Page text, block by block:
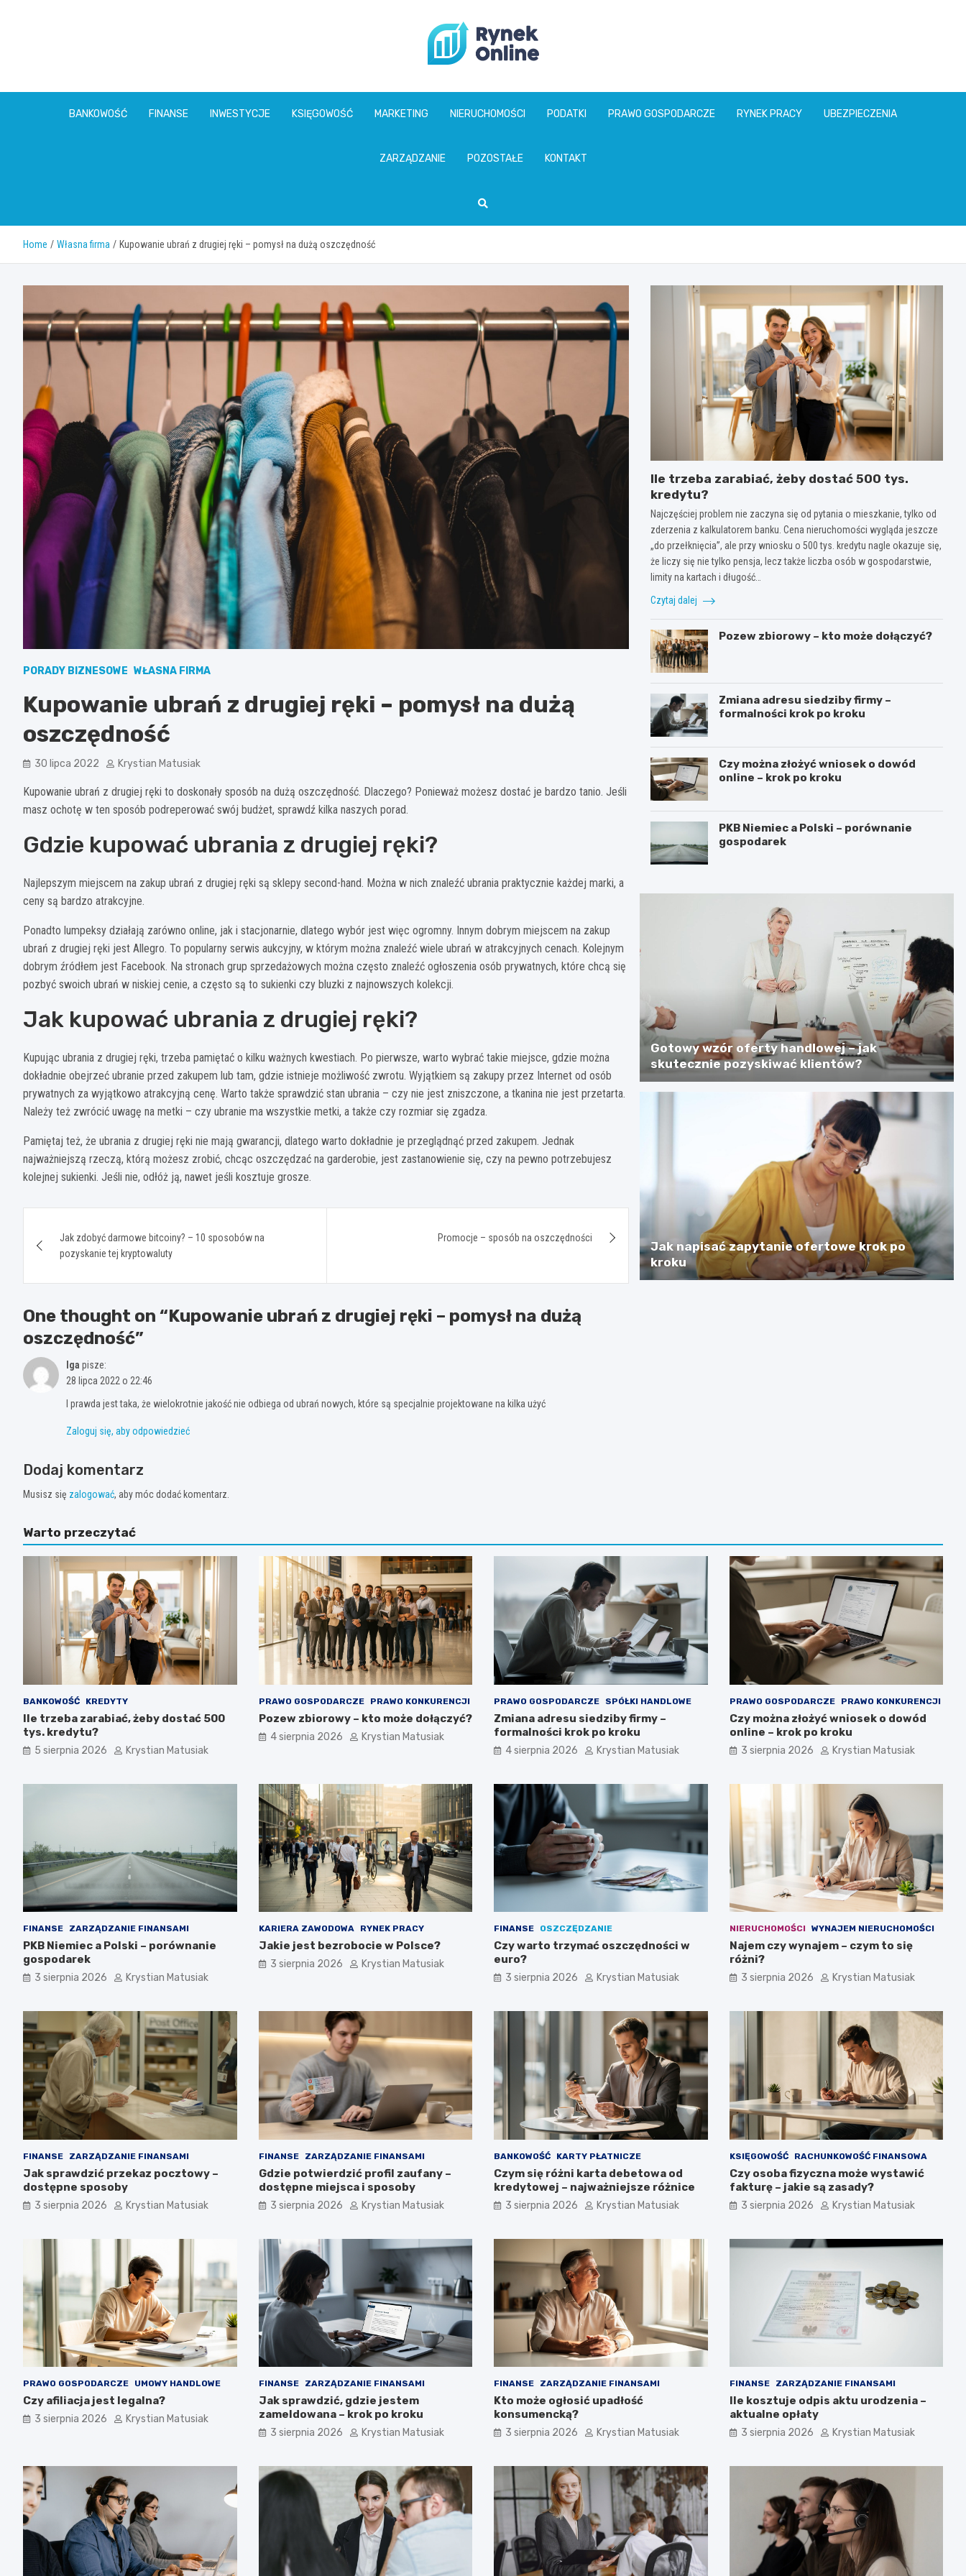
www.rynekonline.pl
BANKOWOŚĆ FINANSE INWESTYCJE KSIĘGOWOŚĆ MARKETING NIERUCHOMOŚCI PODATKI PRAWO GOSPODARCZE RYNEK PRACY UBEZPIECZENIA
ZARZĄDZANIE POZOSTAŁE KONTAKT
Home Własna firma Kupowanie ubrań z drugiej ręki – pomysł na dużą oszczędność
PORADY BIZNESOWE WŁASNA FIRMA
Kupowanie ubrań z drugiej ręki – pomysł na dużą
oszczędność
30 lipca 2022 Krystian Matusiak
Kupowanie ubrań z drugiej ręki to doskonały sposób na dużą oszczędność. Dlaczego? Ponieważ możesz dostać je bardzo tanio. Jeśli
masz ochotę w ten sposób podreperować swój budżet, sprawdź kilka naszych porad.
Gdzie kupować ubrania z drugiej ręki?
Najlepszym miejscem na zakup ubrań z drugiej ręki są sklepy second-hand. Można w nich znaleźć ubrania praktycznie każdej marki, a
ceny są bardzo atrakcyjne.
Ponadto lumpeksy działają zarówno online, jak i stacjonarnie, dlatego wybór jest więc ogromny. Innym dobrym miejscem na zakup
ubrań z drugiej ręki jest Allegro. To popularny serwis aukcyjny, w którym można znaleźć wiele ubrań w atrakcyjnych cenach. Kolejnym
dobrym źródłem jest Facebook. Na stronach grup sprzedażowych można często znaleźć ogłoszenia osób prywatnych, które chcą się
pozbyć swoich ubrań w niskiej cenie, a często są to sukienki czy bluzki z najnowszych kolekcji.
Jak kupować ubrania z drugiej ręki?
Kupując ubrania z drugiej ręki, trzeba pamiętać o kilku ważnych kwestiach. Po pierwsze, warto wybrać takie miejsce, gdzie można
dokładnie obejrzeć ubranie przed zakupem lub tam, gdzie istnieje możliwość zwrotu. Wyjątkiem są zakupy przez Internet od osób
prywatnych za wyjątkowo atrakcyjną cenę. Warto także sprawdzić stan ubrania – czy nie jest zniszczone, a tkanina nie jest przetarta.
Należy też zwrócić uwagę na metki – czy ubranie ma wszystkie metki, a także czy rozmiar się zgadza.
Pamiętaj też, że ubrania z drugiej ręki nie mają gwarancji, dlatego warto dokładnie je przeglądnąć przed zakupem. Jednak
najważniejszą rzeczą, którą możesz zrobić, chcąc oszczędzać na garderobie, jest zastanowienie się, czy na pewno potrzebujesz
kolejnej sukienki. Jeśli nie, odłóż ją, nawet jeśli kosztuje grosze.
wpisu
Jak zdobyć darmowe bitcoiny? – 10 sposobów na
pozyskanie tej kryptowaluty
Promocje – sposób na oszczędności
One thought on “Kupowanie ubrań z drugiej ręki – pomysł na dużą
oszczędność”
Iga pisze:
28 lipca 2022 o 22:46
I prawda jest taka, że wielokrotnie jakość nie odbiega od ubrań nowych, które są specjalnie projektowane na kilka użyć
Zaloguj się, aby odpowiedzieć
Dodaj komentarz
Musisz się zalogować, aby móc dodać komentarz.
Ile trzeba zarabiać, żeby dostać 500 tys.
kredytu?
Najczęściej problem nie zaczyna się od pytania o mieszkanie, tylko od
zderzenia z kalkulatorem banku. Cena nieruchomości wygląda jeszcze
„do przełknięcia”, ale przy wniosku o 500 tys. kredytu nagle okazuje się,
że liczy się nie tylko pensja, lecz także liczba osób w gospodarstwie,
limity na kartach i długość…
Czytaj dalej
Pozew zbiorowy – kto może dołączyć?
Zmiana adresu siedziby firmy –
formalności krok po kroku
Czy można złożyć wniosek o dowód
online – krok po kroku
PKB Niemiec a Polski – porównanie
gospodarek
Gotowy wzór oferty handlowej – jak
skutecznie pozyskiwać klientów?
Jak napisać zapytanie ofertowe krok po
kroku
Warto przeczytać
BANKOWOŚĆ KREDYTY
Ile trzeba zarabiać, żeby dostać 500
tys. kredytu?
5 sierpnia 2026 Krystian Matusiak
PRAWO GOSPODARCZE PRAWO KONKURENCJI
Pozew zbiorowy – kto może dołączyć?
4 sierpnia 2026 Krystian Matusiak
PRAWO GOSPODARCZE SPÓŁKI HANDLOWE
Zmiana adresu siedziby firmy –
formalności krok po kroku
4 sierpnia 2026 Krystian Matusiak
PRAWO GOSPODARCZE PRAWO KONKURENCJI
Czy można złożyć wniosek o dowód
online – krok po kroku
3 sierpnia 2026 Krystian Matusiak
FINANSE ZARZĄDZANIE FINANSAMI
PKB Niemiec a Polski – porównanie
gospodarek
3 sierpnia 2026 Krystian Matusiak
KARIERA ZAWODOWA RYNEK PRACY
Jakie jest bezrobocie w Polsce?
3 sierpnia 2026 Krystian Matusiak
FINANSE OSZCZĘDZANIE
Czy warto trzymać oszczędności w
euro?
3 sierpnia 2026 Krystian Matusiak
NIERUCHOMOŚCI WYNAJEM NIERUCHOMOŚCI
Najem czy wynajem – czym to się
różni?
3 sierpnia 2026 Krystian Matusiak
FINANSE ZARZĄDZANIE FINANSAMI
Jak sprawdzić przekaz pocztowy –
dostępne sposoby
3 sierpnia 2026 Krystian Matusiak
FINANSE ZARZĄDZANIE FINANSAMI
Gdzie potwierdzić profil zaufany –
dostępne miejsca i sposoby
3 sierpnia 2026 Krystian Matusiak
BANKOWOŚĆ KARTY PŁATNICZE
Czym się różni karta debetowa od
kredytowej – najważniejsze różnice
3 sierpnia 2026 Krystian Matusiak
KSIĘGOWOŚĆ RACHUNKOWOŚĆ FINANSOWA
Czy osoba fizyczna może wystawić
fakturę – jakie są zasady?
3 sierpnia 2026 Krystian Matusiak
PRAWO GOSPODARCZE UMOWY HANDLOWE
Czy afiliacja jest legalna?
3 sierpnia 2026 Krystian Matusiak
FINANSE ZARZĄDZANIE FINANSAMI
Jak sprawdzić, gdzie jestem
zameldowana – krok po kroku
3 sierpnia 2026 Krystian Matusiak
FINANSE ZARZĄDZANIE FINANSAMI
Kto może ogłosić upadłość
konsumencką?
3 sierpnia 2026 Krystian Matusiak
FINANSE ZARZĄDZANIE FINANSAMI
Ile kosztuje odpis aktu urodzenia –
aktualne opłaty
3 sierpnia 2026 Krystian Matusiak